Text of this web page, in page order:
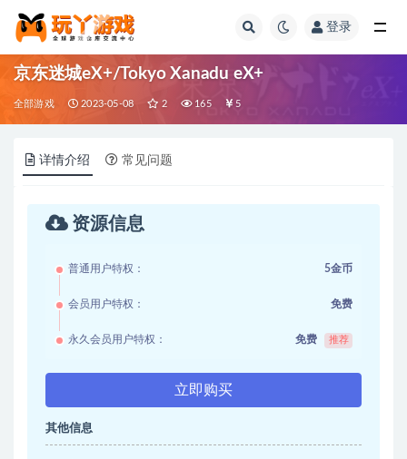
登录
京东迷城eX+/Tokyo Xanadu eX+
全部游戏 2023-05-08 2 165 5
详情介绍 常见问题
资源信息
普通用户特权： 5金币
会员用户特权： 免费
永久会员用户特权： 免费 推荐
立即购买
其他信息